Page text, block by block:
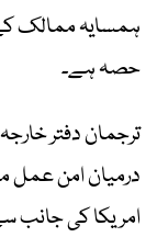
ہمسایہ ممالک
حصہ ہے۔
ترجمان دفتر
درمیان امن عمل
امریکا کی جانب